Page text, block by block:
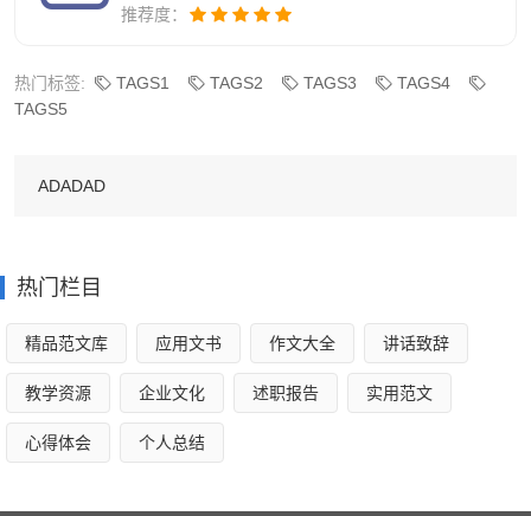
添了不少凛冽成熟的味道，霍心全程都是穿着将军铠甲，一
节元素就是霍心两次用布条蒙住了眼睛，第一次是年少时在
又是白色的，就这一个人物的不同情景的不同造型设置都是
白色始终代表着年少纯洁，而黑色则是阴郁伤疤，阴霾
的象征。结尾在最后是一个圆满的结局，霍心与靖公主的造
型以全白色为主，这样的视觉效果也会给观众带来视觉上的
推荐度：
热门标签: TAGS1 TAGS2 TAGS3
TAGS4
TAGS5
ADADAD
热门栏目
精品范文库 应用文书 作文大全 讲话致辞
教学资源 企业文化 述职报告 实用范文
心得体会 个人总结